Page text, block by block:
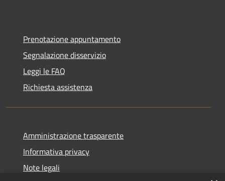
Prenotazione appuntamento
Segnalazione disservizio
Leggi le FAQ
Richiesta assistenza
Amministrazione trasparente
Informativa privacy
Note legali